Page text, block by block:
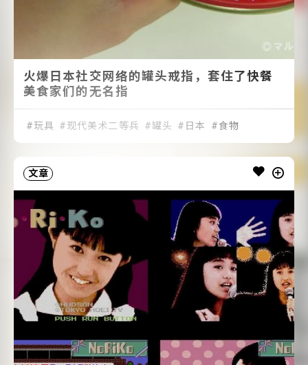
火爆日本社交网络的罐头戒指，套住了快餐
美食家们的无名指
玩具 现代美术二等兵 罐头 日本 食物
文章